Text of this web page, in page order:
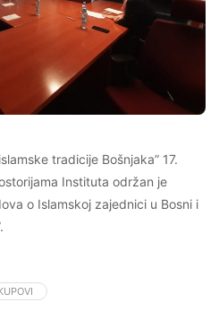
tradicije Bošnjaka” 17.
Instituta održan je
o Islamskoj zajednici u Bosni i